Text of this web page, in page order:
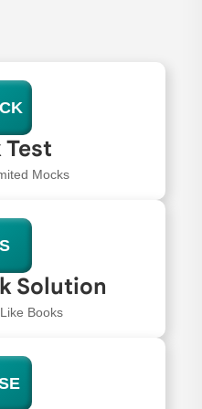
Test
Mocks
Solution
Books